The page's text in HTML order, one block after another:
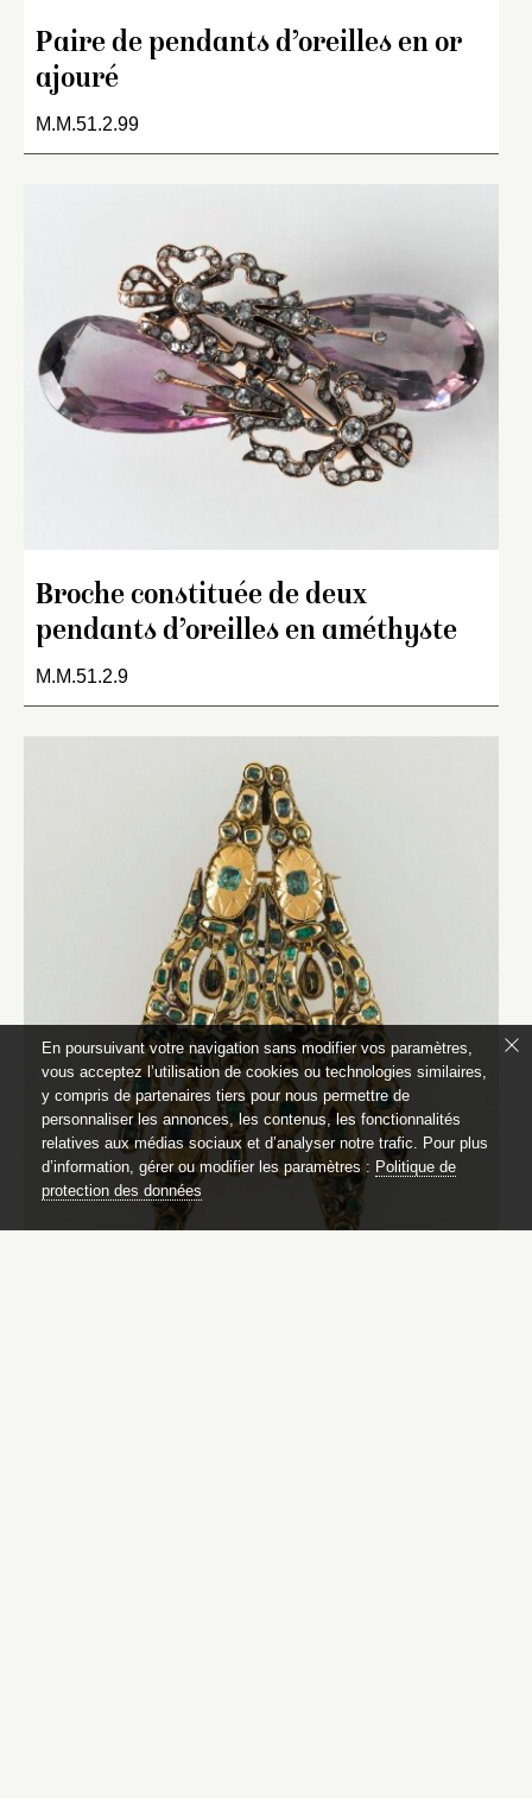
Paire de pendants d’oreilles en or
ajouré
M.M.51.2.99
Broche constituée de deux
pendants d’oreilles en améthyste
M.M.51.2.9
En poursuivant votre navigation sans modifier vos paramètres,
vous acceptez l’utilisation de cookies ou technologies similaires,
y compris de partenaires tiers pour nous permettre de
personnaliser les annonces, les contenus, les fonctionnalités
relatives aux médias sociaux et d’analyser notre trafic. Pour plus
d’information, gérer ou modifier les paramètres : Politique de
protection des données